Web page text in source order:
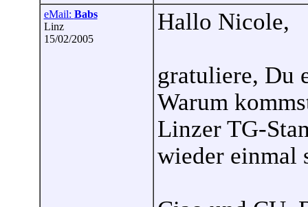
eMail: Babs
Linz
15/02/2005
Hallo Nicole,
gratuliere, Du
Warum
Linzer TG-
wieder einmal